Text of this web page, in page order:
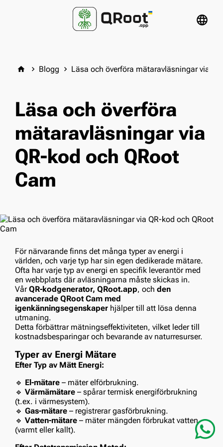
language
home keyboard_arrow_right Blogg keyboard_arrow_right Läsa och överföra mätaravläsningar via
Läsa och överföra
mätaravläsningar via
QR-kod och QRoot
Cam
För närvarande finns det många typer av energi i
världen, och varje typ har sin egen dedikerade mätare.
Ofta har varje typ av energi en specifik leverantör med
en webbplats där avläsningarna måste skickas in.
VårQR-kodgenerator, QRoot.app, och den
avancerade QRoot Cam med
igenkänningsegenskaper hjälper till att lösa denna
utmaning.
Detta förbättrar mätningseffektiviteten, vilket leder till
kostnadsbesparingar och bevarande av naturresurser.
Typer av Energi Mätare
Efter Typ av Mätt Energi:
🔹 El-mätare – mäter elförbrukning.
🔹 Värmämätare – spårar termisk energiförbrukning
(t.ex. i värmesystem).
🔹 Gas-mätare – registrerar gasförbrukning.
🔹 Vatten-mätare – mäter mängden förbrukat vatten
(varmt eller kallt).